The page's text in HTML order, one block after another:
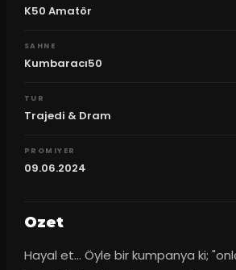
K50 Amatör
SAHNE
Kumbaracı50
TUR
Trajedi & Dram
PROMIYER
09.06.2024
Ozet
Hayal et... Öyle bir kumpanya ki;